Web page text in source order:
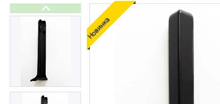
Прихованого Монтажу
Алюмінієвий плінтус BEST
DEAL (власне виробництво)
Плінтуси з нержавіючої сталі
Профіль з LED підсвічуванням
(для стін, підлоги, плитки,
керамограніта і т. д)
Оздоблювальний профіль для
ДСП, ЛДСП, скла, дзеркал,
Новинка